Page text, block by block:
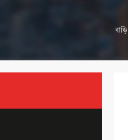
বাড়ি